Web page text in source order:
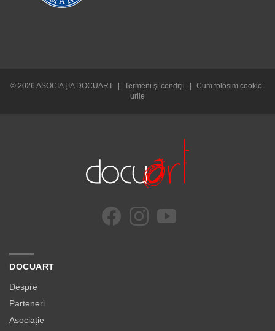
© 2026 ASOCIAŢIA DOCUART | Termeni şi condiţii |
Cum folosim cookie-
urile
DOCUART
Despre
Parteneri
Asociație